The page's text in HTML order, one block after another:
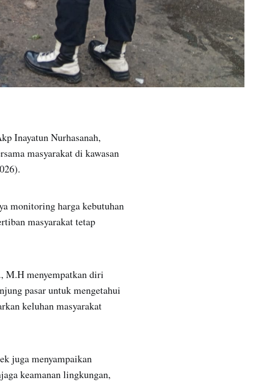
Inayatun Nurhasanah,
masyarakat di kawasan
monitoring harga kebutuhan
masyarakat tetap
M.H menyempatkan diri
pasar untuk mengetahui
keluhan masyarakat
juga menyampaikan
keamanan lingkungan,